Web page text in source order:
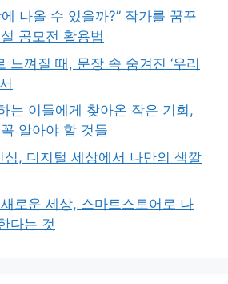
나올 수 있을까?” 작가를 꿈꾸
공모전 활용법
느껴질 때, 문장 속 숨겨진 ‘우리
는 이들에게 찾아온 작은 기회,
알아야 할 것들
, 디지털 세상에서 나만의 색깔
로운 세상, 스마트스토어로 나
다는 것